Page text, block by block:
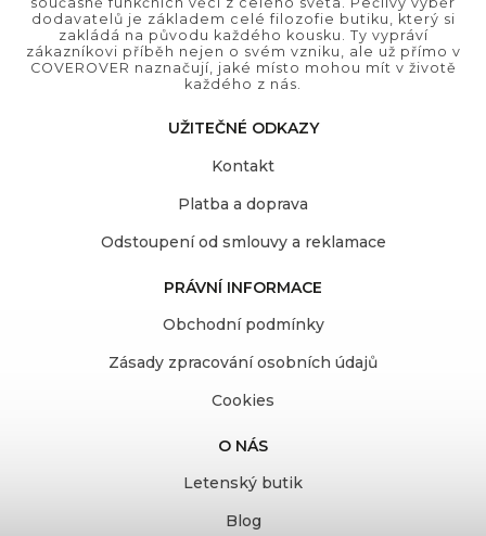
dodavatelů je základem celé filozofie butiku, který si
zakládá na původu každého kousku. Ty vypráví
zákazníkovi příběh nejen o svém vzniku, ale už přímo v
COVEROVER naznačují, jaké místo mohou mít v životě
každého z nás.
UŽITEČNÉ ODKAZY
Kontakt
Platba a doprava
Odstoupení od smlouvy a reklamace
PRÁVNÍ INFORMACE
Obchodní podmínky
Zásady zpracování osobních údajů
Cookies
O NÁS
Letenský butik
Blog